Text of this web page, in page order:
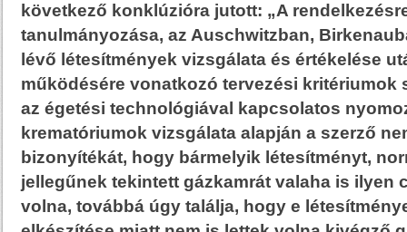
következő konklúzióra jutott: „A
tanulmányozása, az Auschwitzban,
lévő létesítmények vizsgálata és értékelése
működésére vonatkozó tervezési kritériumok
az égetési technológiával kapcsolatos
krematóriumok vizsgálata alapján a szerző
bizonyítékát, hogy bármelyik létesítményt,
jellegűnek tekintett gázkamrát valaha is ilyen
volna, továbbá úgy találja, hogy e